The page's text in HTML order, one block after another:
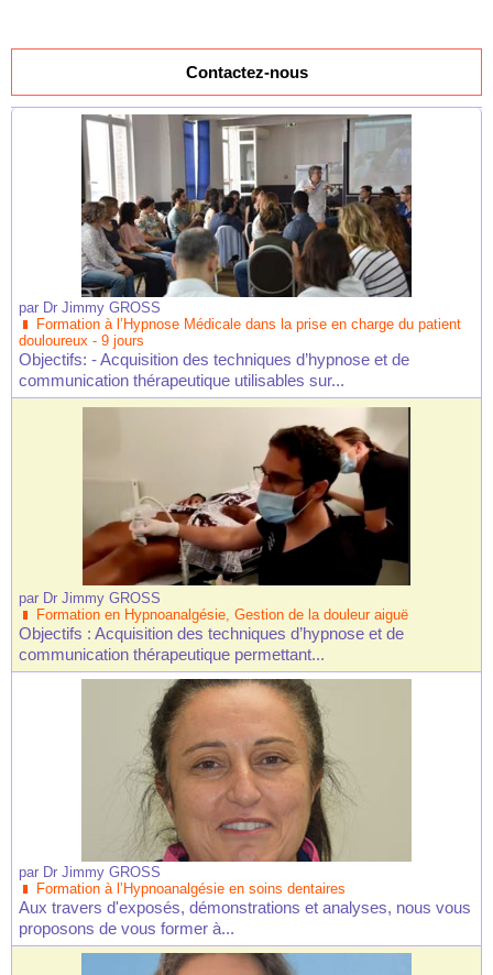
Contactez-nous
par Dr Jimmy GROSS
Formation à l’Hypnose Médicale dans la prise en charge du patient
douloureux - 9 jours
Objectifs: - Acquisition des techniques d’hypnose et de
communication thérapeutique utilisables sur...
par Dr Jimmy GROSS
Formation en Hypnoanalgésie, Gestion de la douleur aiguë
Objectifs : Acquisition des techniques d’hypnose et de
communication thérapeutique permettant...
par Dr Jimmy GROSS
Formation à l’Hypnoanalgésie en soins dentaires
Aux travers d'exposés, démonstrations et analyses, nous vous
proposons de vous former à...